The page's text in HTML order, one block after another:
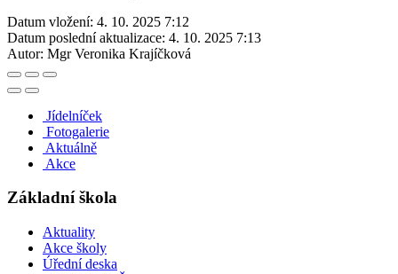
Datum vložení: 4. 10. 2025 7:12
Datum poslední aktualizace: 4. 10. 2025 7:13
Autor: Mgr Veronika Krajíčková
Jídelníček
Fotogalerie
Aktuálně
Akce
Základní škola
Aktuality
Akce školy
Úřední deska